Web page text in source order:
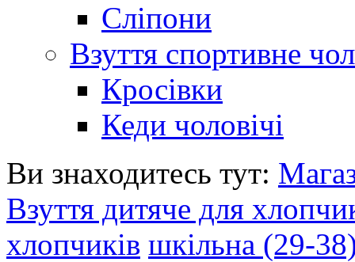
Сліпони
Взуття спортивне
Кросівки
Кеди чоловічі
Ви знаходитесь тут:
Взуття дитяче для
хлопчиків шкільна (29-